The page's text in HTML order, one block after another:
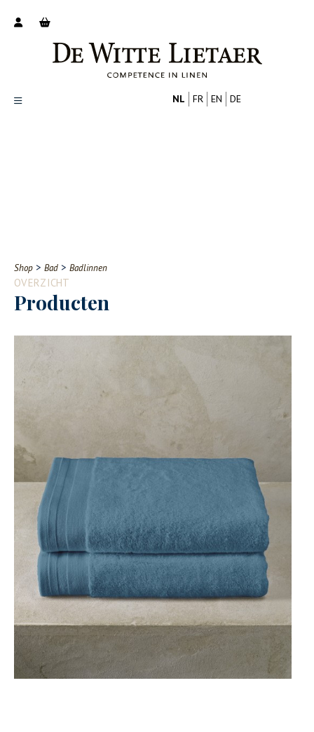
Contact
NL FR EN DE
Shop > Bad > Badlinnen
OVERZICHT
Producten